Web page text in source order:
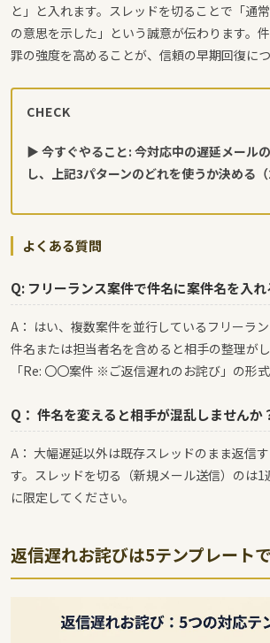
と」と入れます。スレッドを切ることで「通
の意思を示した」という誠意が伝わります。
罪の強度を高めることが、信頼の早期回復につ
CHECK
▶ 今すぐやること: 今対応中の遅延メール
し、上記3パターンのどれを使うか決める（
よくある質問
Q: フリーランス案件で件名に案件名を入
A： はい、複数案件を並行しているフリーラ
件名または担当者名を含めると相手の整理がし
「Re: 〇〇案件 ※ご返信遅れのお詫び」の形式
Q： 件名を変えると相手が混乱しませんか
A： 大幅遅延以外は既存スレッドのまま返信
す。スレッドを切る（新規メール送信）のは
に限定してください。
返信遅れお詫びは5テンプレート